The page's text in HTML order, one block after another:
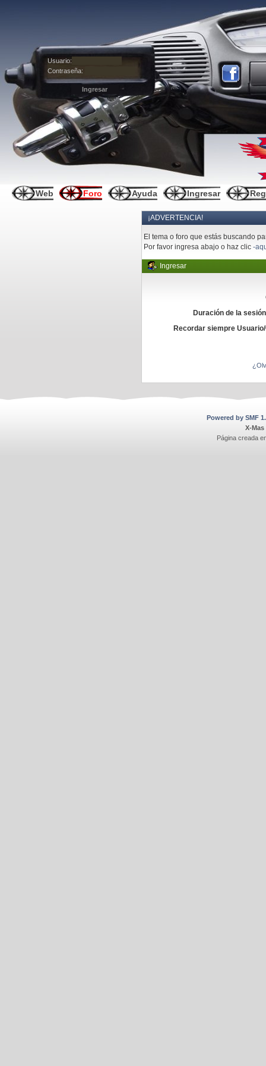
Usuario:
Contraseña:
Web Foro Ayuda Ingresar
¡ADVERTENCIA!
El tema o foro que estás buscando
Por favor ingresa abajo o haz clic-
Ingresar
Duración de la
Recordar siempre
Powered by SMF
X-Mas
Página creada